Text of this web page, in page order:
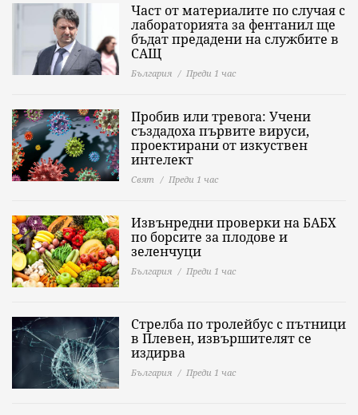
Част от материалите по случая с
лабораторията за фентанил ще
бъдат предадени на службите в
САЩ
България Преди 1 час
Пробив или тревога: Учени
създадоха първите вируси,
проектирани от изкуствен
интелект
Свят Преди 1 час
Извънредни проверки на БАБХ
по борсите за плодове и
зеленчуци
България Преди 1 час
Стрелба по тролейбус с пътници
в Плевен, извършителят се
издирва
България Преди 1 час